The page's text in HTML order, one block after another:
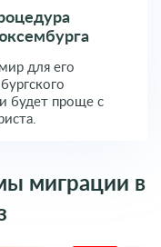
для его
будет проще с
миграции в